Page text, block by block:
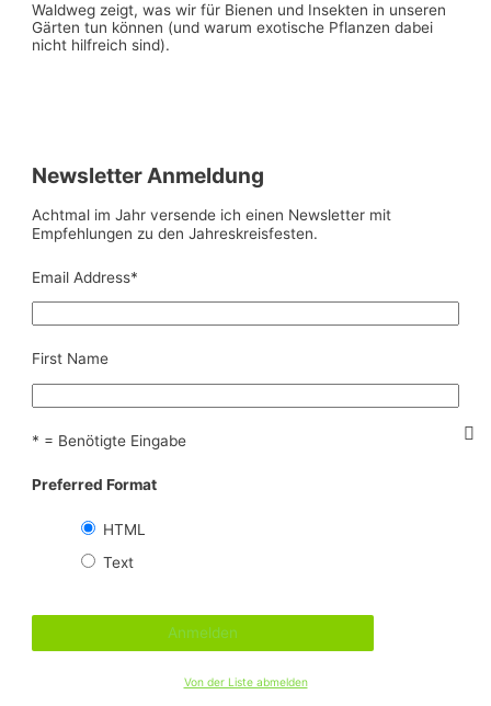
Waldweg zeigt, was wir für Bienen und Insekten in unseren
Gärten tun können (und warum exotische Pflanzen dabei
nicht hilfreich sind).
Newsletter Anmeldung
Achtmal im Jahr versende ich einen Newsletter mit
Empfehlungen zu den Jahreskreisfesten.
Email Address*
First Name
* = Benötigte Eingabe
Preferred Format
HTML
Text
Von der Liste abmelden